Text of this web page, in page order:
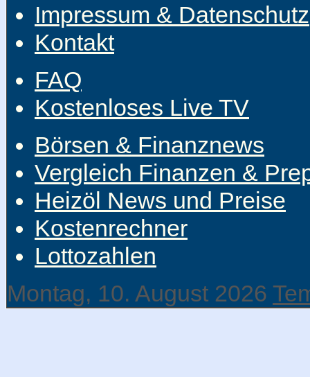
Impressum & Datenschutz
Kontakt
FAQ
Kostenloses Live TV
Börsen & Finanznews
Vergleich Finanzen &
Heizöl News und Preise
Kostenrechner
Lottozahlen
Montag, 10. August 2026